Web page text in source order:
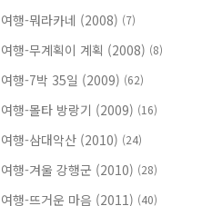
여행-뭐라카네 (2008) (7)
여행-무계획이 계획 (2008) (8)
여행-7박 35일 (2009) (62)
여행-몰타 방랑기 (2009) (16)
여행-삼대악산 (2010) (24)
여행-겨울 강행군 (2010) (28)
여행-뜨거운 마음 (2011) (40)